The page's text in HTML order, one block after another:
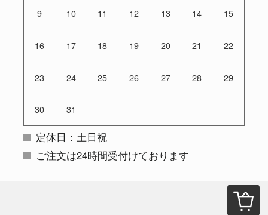
9 10 11 12 13 14 15
16 17 18 19 20 21 22
23 24 25 26 27 28 29
30 31
定休日：土日祝
ご注文は24時間受付けております